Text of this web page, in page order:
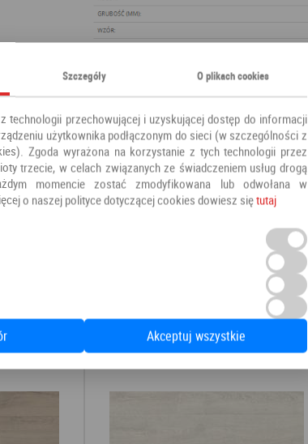
Polecamy również
Szczegóły O plikach cookies
technologii przechowującej i uzyskującej dostęp do informacji
użytkownika podłączonym do sieci (w szczególności z
Zgoda wyrażona na korzystanie z tych technologii przez
trzecie, w celach związanych ze świadczeniem usług drogą
momencie zostać zmodyfikowana lub odwołana w
o naszej polityce dotyczącej cookies dowiesz siętutaj
Akceptuj wszystkie